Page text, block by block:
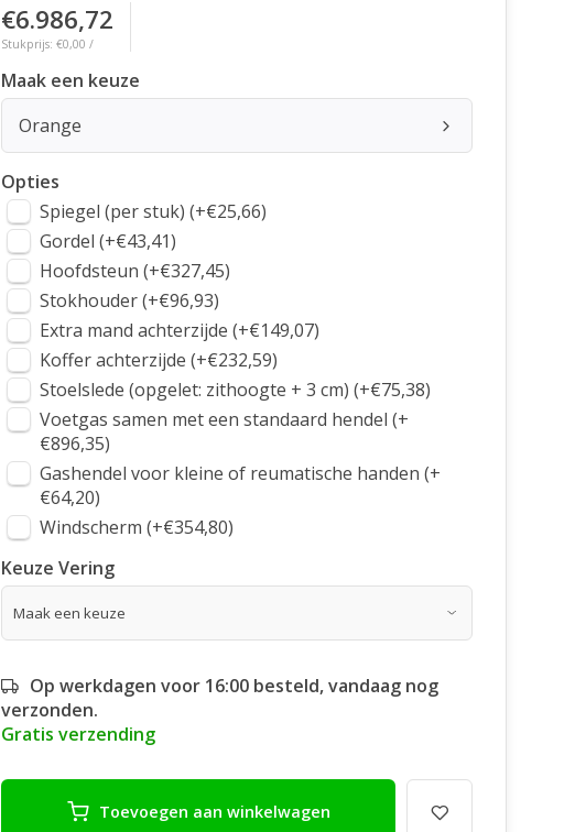
€6.986,72
Stukprijs: €0,00 /
Maak een keuze
Orange
Opties
Spiegel (per stuk) (+€25,66)
Gordel (+€43,41)
Hoofdsteun (+€327,45)
Stokhouder (+€96,93)
Extra mand achterzijde (+€149,07)
Koffer achterzijde (+€232,59)
Stoelslede (opgelet: zithoogte + 3 cm) (+€75,38)
Voetgas samen met een standaard hendel (+
€896,35)
Gashendel voor kleine of reumatische handen (+
€64,20)
Windscherm (+€354,80)
Keuze Vering
Op werkdagen voor 16:00 besteld, vandaag nog
verzonden.
Gratis verzending
Toevoegen aan winkelwagen